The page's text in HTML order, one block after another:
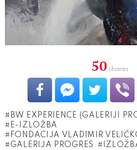
50 shares
BW EXPERIENCE (GALERIJI
E-IZLOŽBA
FONDACIJA VLADIMIR
GALERIJA PROGRES